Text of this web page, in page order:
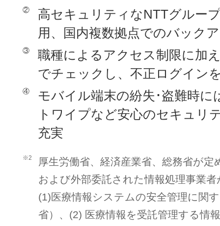
②
高セキュリティなNTTグルー
用、国内複数拠点でのバック
③
職種によるアクセス制限に加
でチェックし、不正ログイン
④
モバイル端末の紛失･盗難時に
トワイプなど安心のセキュリ
充実
※2
厚生労働省、経済産業省、総務省が
および外部委託された情報処理事業
(1)医療情報システムの安全管理に関
省）、(2) 医療情報を受託管理する情